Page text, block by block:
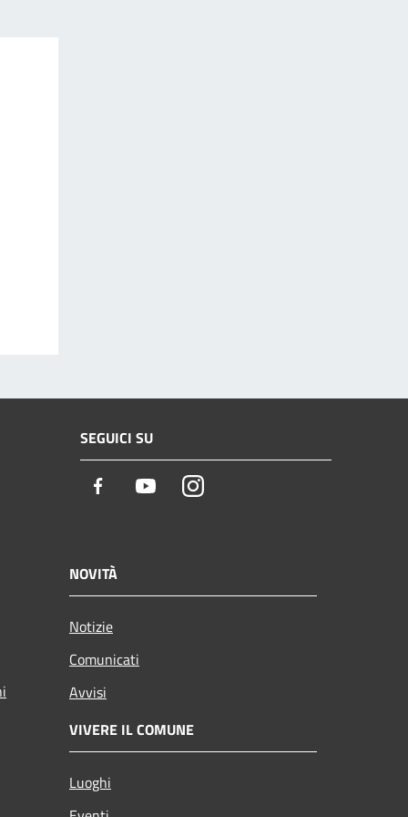
SEGUICI SU
Facebook YoutubeInstagram
NOVITÀ
Notizie
Comunicati
Avvisi
VIVERE IL COMUNE
Luoghi